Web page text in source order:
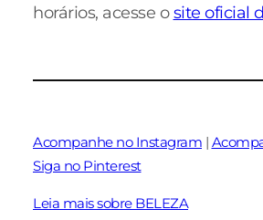
horários, acesse osite oficial
Acompanhe no Instagram |
Siga no Pinterest
Leia mais sobre BELEZA